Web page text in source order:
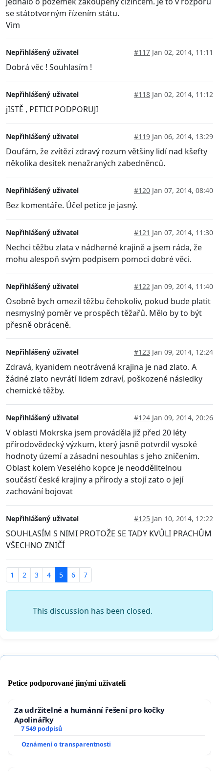
se státotvorným řízením státu.
Vim
Nepřihlášený uživatel #117 Jan 02, 2014, 11:11
Dobrá věc ! Souhlasím !
Nepřihlášený uživatel #118 Jan 02, 2014, 11:12
jISTĚ , PETICI PODPORUJI
Nepřihlášený uživatel #119 Jan 06, 2014, 13:29
Doufám, že zvítězí zdravý rozum většiny lidí nad kšefty
několika desítek nenažraných zabedněnců.
Nepřihlášený uživatel #120 Jan 07, 2014, 08:40
Bez komentáře. Účel petice je jasný.
Nepřihlášený uživatel #121 Jan 07, 2014, 11:30
Nechci těžbu zlata v nádherné krajině a jsem ráda, že
mohu alespoň svým podpisem pomoci dobré věci.
Nepřihlášený uživatel #122 Jan 09, 2014, 11:40
Osobně bych omezil těžbu čehokoliv, pokud bude platit
nesmyslný poměr ve prospěch těžařů. Mělo by to být
přesně obráceně.
Nepřihlášený uživatel #123 Jan 09, 2014, 12:24
Zdravá, kyanidem neotrávená krajina je nad zlato. A
žádné zlato nevrátí lidem zdraví, poškozené následky
chemické těžby.
Nepřihlášený uživatel #124 Jan 09, 2014, 20:26
V oblasti Mokrska jsem prováděla již před 20 léty
přírodovědecký výzkum, který jasně potvrdil vysoké
hodnoty území a zásadní nesouhlas s jeho zničením.
Oblast kolem Veselého kopce je neoddělitelnou
součástí české krajiny a přírody a stojí zato o její
zachování bojovat
Nepřihlášený uživatel #125 Jan 10, 2014, 12:22
SOUHLASÍM S NIMI PROTOŽE SE TADY KVŮLI PRACHŮM
VŠECHNO ZNIČÍ
1 2 3 4 5 6 7
This discussion has been closed.
Petice podporované jinými uživateli
Za udržitelné a humánní řešení pro kočky
Apolinářky
7 549 podpisů
Oznámení o transparentnosti